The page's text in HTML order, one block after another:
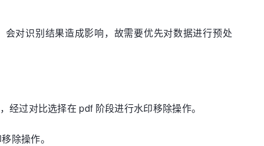
对识别结果造成影响，故需要优先对数据进行预处
过对比选择在 pdf 阶段进行水印移除操作。
除操作。